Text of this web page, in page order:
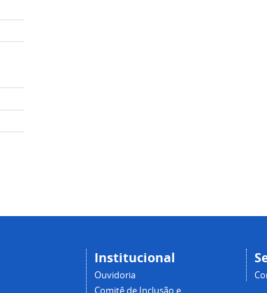
Institucional
Ouvidoria
Comitê de Inclusão e